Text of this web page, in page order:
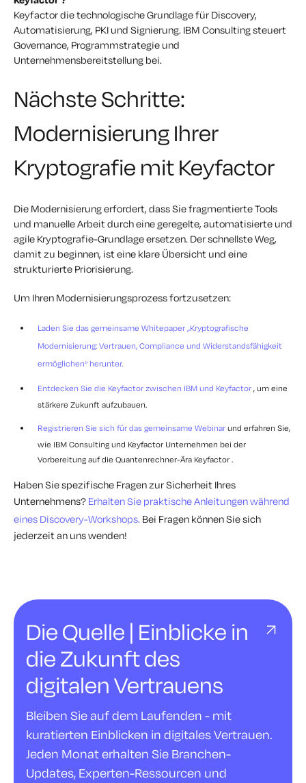
Keyfactor die technologische Grundlage für Discovery,
Automatisierung, PKI und Signierung. IBM Consulting steuert
Governance, Programmstrategie und
Unternehmensbereitstellung bei.
Nächste Schritte:
Modernisierung Ihrer
Kryptografie mit Keyfactor
Die Modernisierung erfordert, dass Sie fragmentierte Tools
und manuelle Arbeit durch eine geregelte, automatisierte und
agile Kryptografie-Grundlage ersetzen. Der schnellste Weg,
damit zu beginnen, ist eine klare Übersicht und eine
strukturierte Priorisierung.
Um Ihren Modernisierungsprozess fortzusetzen:
Laden Sie das gemeinsame Whitepaper „Kryptografische
Modernisierung: Vertrauen, Compliance und Widerstandsfähigkeit
ermöglichen“ herunter.
Entdecken Sie die Keyfactor zwischen IBM und Keyfactor , um eine
stärkere Zukunft aufzubauen.
Registrieren Sie sich für das gemeinsame Webinar und erfahren Sie,
wie IBM Consulting und Keyfactor Unternehmen bei der
Vorbereitung auf die Quantenrechner-Ära Keyfactor .
Haben Sie spezifische Fragen zur Sicherheit Ihres
Unternehmens? Erhalten Sie praktische Anleitungen während
eines Discovery-Workshops. Bei Fragen können Sie sich
jederzeit an uns wenden!
Die Quelle | Einblicke in
die Zukunft des
digitalen Vertrauens
Bleiben Sie auf dem Laufenden - mit
kuratierten Einblicken in digitales Vertrauen.
Jeden Monat erhalten Sie Branchen-
Updates, Experten-Ressourcen und